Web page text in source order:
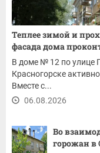
Теплее зимой и
фасада дома
В доме № 12 по улице
Красногорске
Вместе с...
06.08.2026
Во
горожан